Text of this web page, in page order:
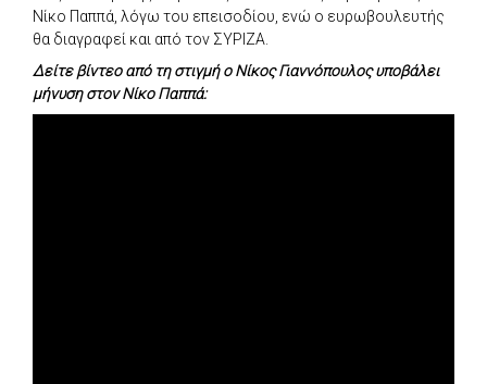
Νίκο Παππά, λόγω του επεισοδίου, ενώ ο ευρωβουλευτής
θα διαγραφεί και από τον ΣΥΡΙΖΑ.
Δείτε βίντεο από τη στιγμή ο Νίκος Γιαννόπουλος υποβάλει
μήνυση στον Νίκο Παππά: